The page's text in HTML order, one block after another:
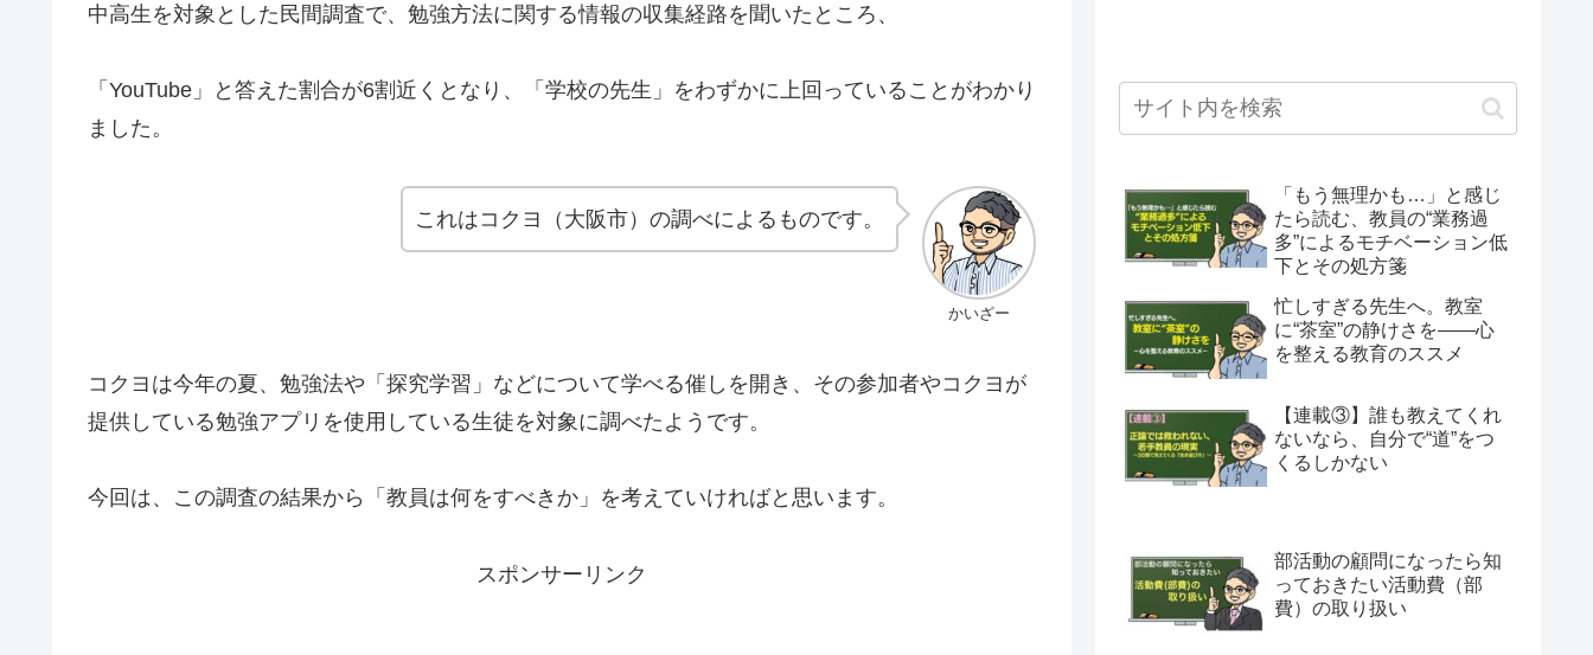
中高生を対象とした民間調査で、勉強方法に関する情報の収集経路を聞いたところ、
「YouTube」と答えた割合が6割近くとなり、「学校の先生」をわずかに上回っていることがわかり
ました。
かいざー
これはコクヨ（大阪市）の調べによるものです。
コクヨは今年の夏、勉強法や「探究学習」などについて学べる催しを開き、その参加者やコクヨが
提供している勉強アプリを使用している生徒を対象に調べたようです。
今回は、この調査の結果から「教員は何をすべきか」を考えていければと思います。
スポンサーリンク
「もう無理かも…」と感じ
たら読む、教員の“業務過
多”によるモチベーション低
下とその処方箋
忙しすぎる先生へ。教室
に“茶室”の静けさを――心
を整える教育のススメ
【連載③】誰も教えてくれ
ないなら、自分で“道”をつ
くるしかない
部活動の顧問になったら知
っておきたい活動費（部
費）の取り扱い